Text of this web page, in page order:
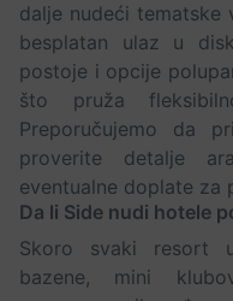
dalje nudeći tematske
besplatan ulaz u
postoje i opcije
što pruža
Preporučujemo da
proverite detalje
eventualne doplate za
Da li Side nudi hotele
Skoro svaki resort
bazene, mini